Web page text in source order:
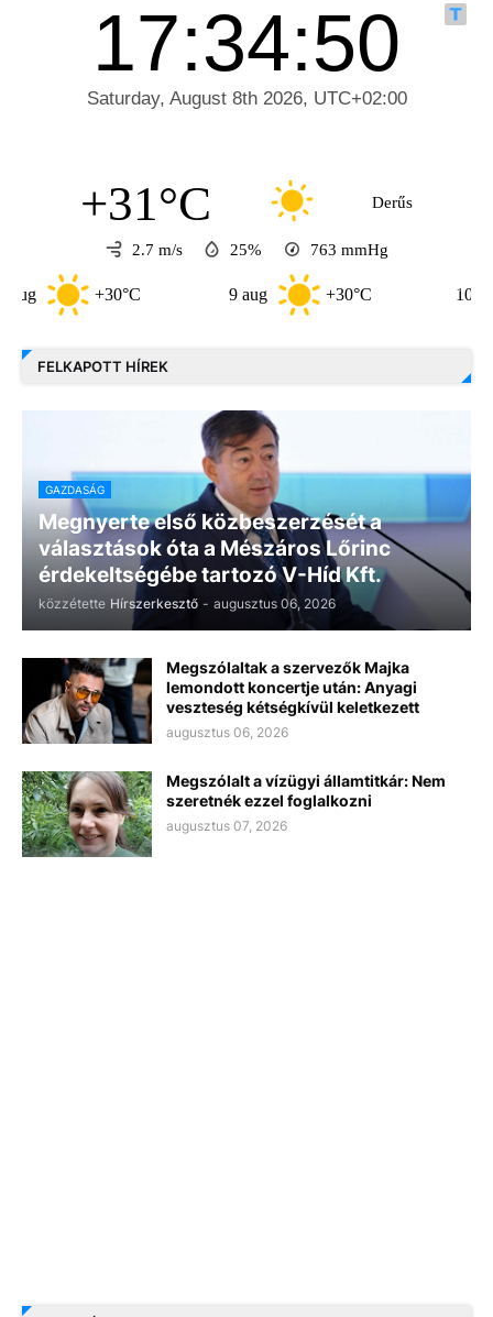
+31°C Derűs
2.7 m/s 25% 763 mmHg
+30°C +30°C
FELKAPOTT HÍREK
GAZDASÁG
Megnyerte első közbeszerzését a
választások óta a Mészáros Lőrinc
érdekeltségébe tartozó V-Híd Kft.
közzétette Hírszerkesztő - augusztus 06, 2026
Megszólaltak a szervezők Majka
lemondott koncertje után: Anyagi
veszteség kétségkívül keletkezett
augusztus 06, 2026
Megszólalt a vízügyi államtitkár: Nem
szeretnék ezzel foglalkozni
augusztus 07, 2026